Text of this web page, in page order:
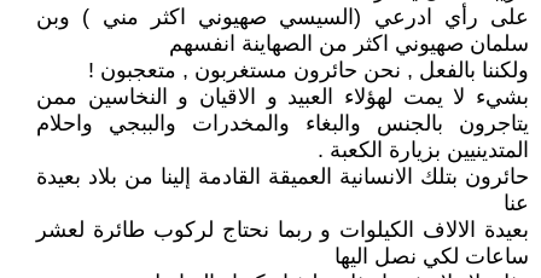
على رأي ادرعي (السيسي صهيوني اكثر مني ) وبن
سلمان صهيوني اكثر من الصهاينة انفسهم
ولكننا بالفعل , نحن حائرون مستغربون , متعجبون !
بشيء لا يمت لهؤلاء العبيد و الاقيان و النخاسين ممن
يتاجرون بالجنس والبغاء والمخدرات والببجي واحلام
المتدينيين بزيارة الكعبة .
حائرون بتلك الانسانية العميقة القادمة إلينا من بلاد بعيدة
عنا
بعيدة الالاف الكيلوات و ربما نحتاج لركوب طائرة لعشر
ساعات لكي نصل اليها